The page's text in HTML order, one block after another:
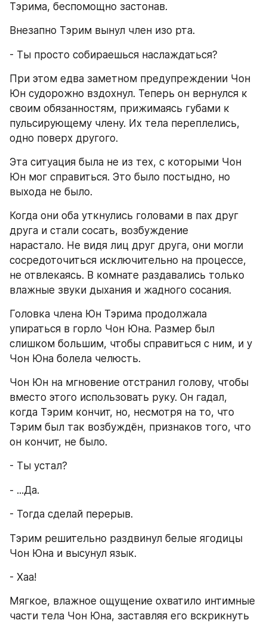
Тэрима, беспомощно застонав.
Внезапно Тэрим вынул член изо рта.
- Ты просто собираешься наслаждаться?
При этом едва заметном предупреждении Чон
Юн судорожно вздохнул. Теперь он вернулся к
своим обязанностям, прижимаясь губами к
пульсирующему члену. Их тела переплелись,
одно поверх другого.
Эта ситуация была не из тех, с которыми Чон
Юн мог справиться. Это было постыдно, но
выхода не было.
Когда они оба уткнулись головами в пах друг
друга и стали сосать, возбуждение
нарастало. Не видя лиц друг друга, они могли
сосредоточиться исключительно на процессе,
не отвлекаясь. В комнате раздавались только
влажные звуки дыхания и жадного сосания.
Головка члена Юн Тэрима продолжала
упираться в горло Чон Юна. Размер был
слишком большим, чтобы справиться с ним, и у
Чон Юна болела челюсть.
Чон Юн на мгновение отстранил голову, чтобы
вместо этого использовать руку. Он гадал,
когда Тэрим кончит, но, несмотря на то, что
Тэрим был так возбуждён, признаков того, что
он кончит, не было.
- Ты устал?
- ...Да.
- Тогда сделай перерыв.
Тэрим решительно раздвинул белые ягодицы
Чон Юна и высунул язык.
- Хаа!
Мягкое, влажное ощущение охватило интимные
части тела Чон Юна, заставляя его вскрикнуть